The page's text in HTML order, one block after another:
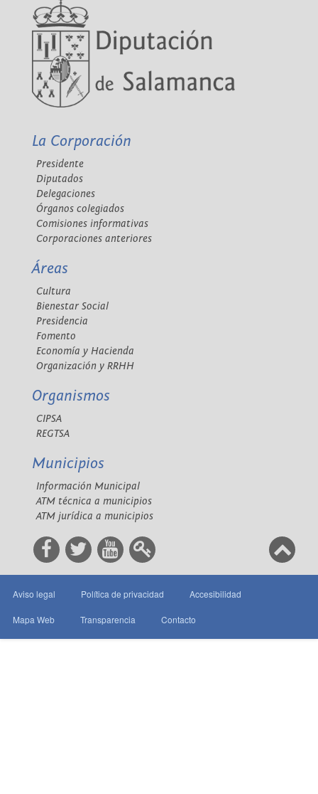
La Corporación
Presidente
Diputados
Delegaciones
Órganos colegiados
Comisiones informativas
Corporaciones anteriores
Áreas
Cultura
Bienestar Social
Presidencia
Fomento
Economía y Hacienda
Organización y RRHH
Organismos
CIPSA
REGTSA
Municipios
Información Municipal
ATM técnica a municipios
ATM jurídica a municipios
Aviso legal Política de privacidad Accesibilidad
Mapa Web Transparencia Contacto